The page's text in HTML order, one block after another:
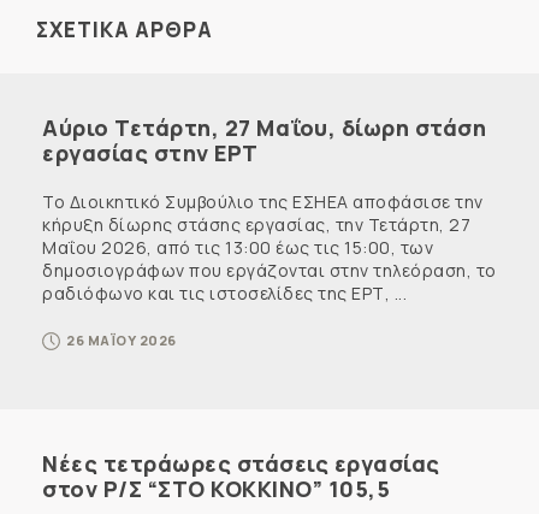
ΣΧΕΤΙΚΑ ΑΡΘΡΑ
Αύριο Τετάρτη, 27 Μαΐου, δίωρη στάση
εργασίας στην ΕΡΤ
Το Διοικητικό Συμβούλιο της ΕΣΗΕΑ αποφάσισε την
κήρυξη δίωρης στάσης εργασίας, την Τετάρτη, 27
Μαΐου 2026, από τις 13:00 έως τις 15:00, των
δημοσιογράφων που εργάζονται στην τηλεόραση, το
ραδιόφωνο και τις ιστοσελίδες της ΕΡΤ, ...
26 ΜΑΪΟΥ 2026
Νέες τετράωρες στάσεις εργασίας
στον Ρ/Σ “ΣΤΟ ΚΟΚΚΙΝΟ” 105,5